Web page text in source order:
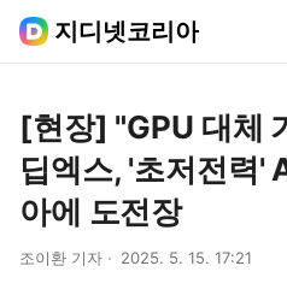
지디넷코리아
[현장] "GPU 대체
딥엑스, '초저전력'
아에 도전장
조이환 기자 2025. 5. 15. 17:21